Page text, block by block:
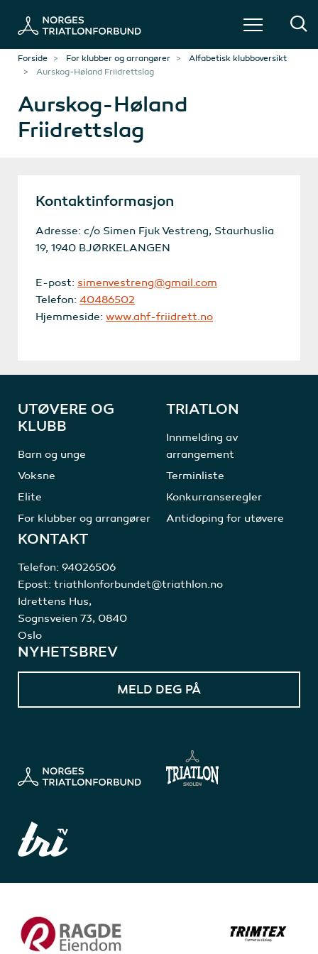
Forside For klubber og arrangører
Alfabetisk klubboversikt
Aurskog-Høland Friidrettslag
Aurskog-Høland
Friidrettslag
Kontaktinformasjon
Adresse: c/o Simen Fjuk Vestreng, Staurhuslia
19, 1940 BJØRKELANGEN
E-post: simenvestreng@gmail.com
Telefon: 40486502
Hjemmeside: www.ahf-friidrett.no
UTØVERE OG
KLUBB
Barn og unge
Voksne
Elite
For klubber og arrangører
TRIATLON
Innmelding av
arrangement
Terminliste
Konkurranseregler
Antidoping for utøvere
KONTAKT
Telefon: 94026506
Epost: triathlonforbundet@triathlon.no
Idrettens Hus,
Sognsveien 73, 0840
Oslo
NYHETSBREV